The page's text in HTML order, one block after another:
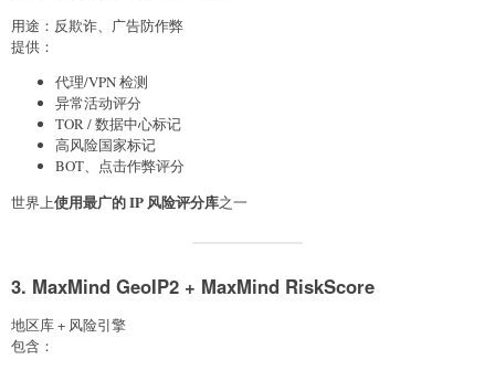
用途：反欺诈、广告防作弊
提供：
代理/VPN 检测
异常活动评分
TOR / 数据中心标记
高风险国家标记
BOT、点击作弊评分
世界上使用最广的 IP 风险评分库之一
3. MaxMind GeoIP2 + MaxMind RiskScore
地区库 + 风险引擎
包含：